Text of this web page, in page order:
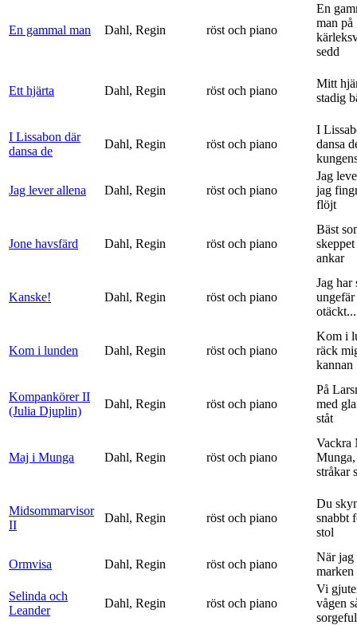
En gammal man Dahl, Regin röst och piano
En
man på
sedd
Ett hjärta Dahl, Regin röst och piano
Mitt
stadig
I Lissabon där
dansa de
Dahl, Regin röst och piano
I
dansa
Jag lever allena Dahl, Regin röst och piano
Jag
jag
flöjt
Jone havsfärd Dahl, Regin röst och piano
Bäst
ankar
Kanske! Dahl, Regin röst och piano
Jag har
otäckt...
Kom i lunden Dahl, Regin röst och piano
Kom i
räck
kannan
Kompankörer II
(Julia Djuplin)
Dahl, Regin röst och piano
På
med
ståt
Maj i Munga Dahl, Regin röst och piano
Vackra
stråkar
Midsommarvisor
II
Dahl, Regin röst och piano
Du
snabbt
stol
Ormvisa Dahl, Regin röst och piano
När jag
marken
Selinda och
Leander
Dahl, Regin röst och piano
Vi
vågen